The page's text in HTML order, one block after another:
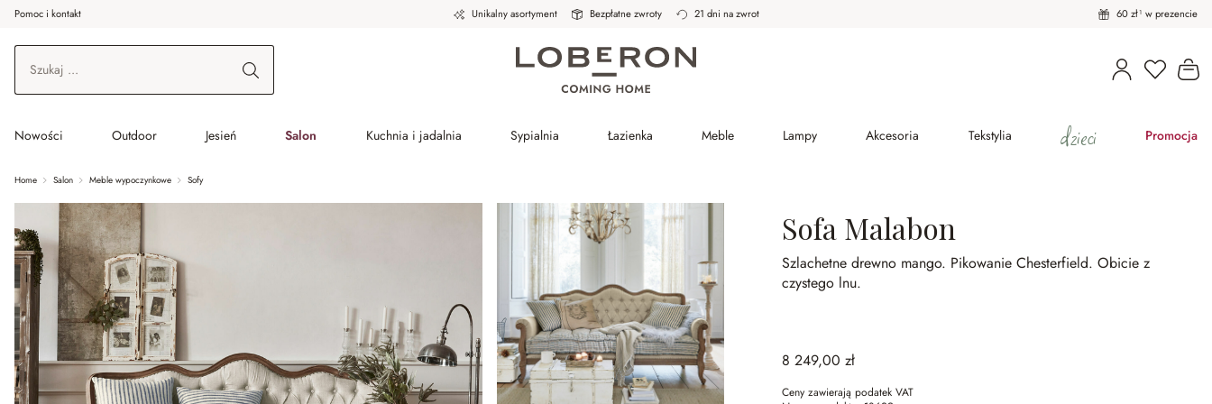
do wątku głównego
Przejdź do wyszukiwania
Przejdź do głównej nawigacji
Pomoc i kontakt Unikalny asortyment Bezpłatne zwroty 21 dni na zwrot 60 zł¹ w prezencie
Masz
Nowości Outdoor Jesień Salon Kuchnia i jadalnia Sypialnia Łazienka Meble Lampy Akcesoria Tekstylia dzieci Promocja
Home Salon Meble wypoczynkowe Sofy
Sofa Malabon
Szlachetne drewno mango. Pikowanie Chesterfield.Obicie z
czystego lnu.
8 249,00 zł
Ceny zawierają podatek VAT